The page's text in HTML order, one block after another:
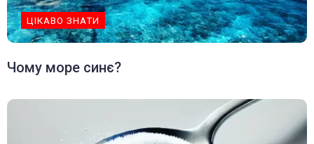
ЦІКАВО ЗНАТИ
Чому море синє?